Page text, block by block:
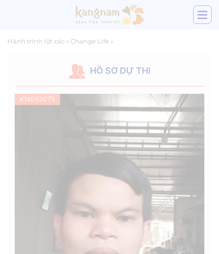
Hành trình lột xác » Change Life »
HỒ SƠ DỰ THI
KN692679